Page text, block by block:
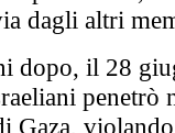
dagli altri
dopo, il 28
penetrò
Gaza,